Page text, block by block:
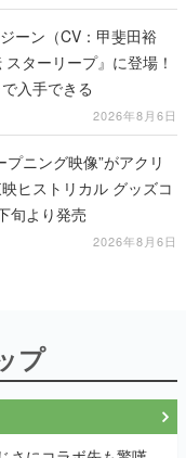
ーン（CV：甲斐田裕
ターリープ』に登場！
入手できる
2026年8月6日
プニング映像”がアクリ
ヒストリカル グッズコ
旬より発売
2026年8月6日
プ